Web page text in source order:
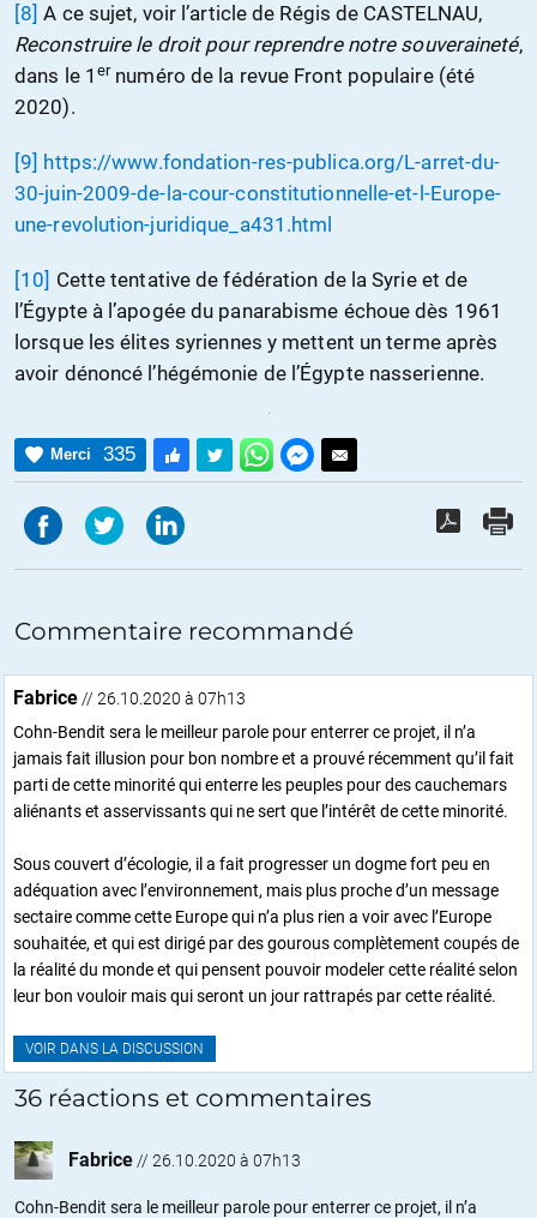
[8] A ce sujet, voir l’article de Régis de CASTELNAU,
Reconstruire le droit pour reprendre notre souveraineté,
dans le 1 ernuméro de la revue Front populaire (été
2020).
[9] https://www.fondation-res-publica.org/L-arret-du-
30-juin-2009-de-la-cour-constitutionnelle-et-l-Europe-
une-revolution-juridique_a431.html
[10] Cette tentative de fédération de la Syrie et de
l’Égypte à l’apogée du panarabisme échoue dès 1961
lorsque les élites syriennes y mettent un terme après
avoir dénoncé l’hégémonie de l’Égypte nasserienne.
Merci 335
Commentaire recommandé
Fabrice // 26.10.2020 à 07h13
Cohn-Bendit sera le meilleur parole pour enterrer ce projet, il n’a
jamais fait illusion pour bon nombre et a prouvé récemment qu’il fait
parti de cette minorité qui enterre les peuples pour des cauchemars
aliénants et asservissants qui ne sert que l’intérêt de cette minorité.
Sous couvert d’écologie, il a fait progresser un dogme fort peu en
adéquation avec l’environnement, mais plus proche d’un message
sectaire comme cette Europe qui n’a plus rien a voir avec l’Europe
souhaitée, et qui est dirigé par des gourous complètement coupés de
la réalité du monde et qui pensent pouvoir modeler cette réalité selon
leur bon vouloir mais qui seront un jour rattrapés par cette réalité.
VOIR DANS LA DISCUSSION
36 réactions et commentaires
Fabrice // 26.10.2020 à 07h13
Cohn-Bendit sera le meilleur parole pour enterrer ce projet, il n’a